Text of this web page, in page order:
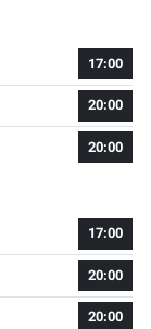
17:00
20:00
20:00
17:00
20:00
20:00